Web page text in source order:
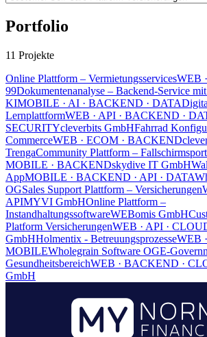
Portfolio
11 Projekte
Online Plattform – VermietungsservicesWEB
99Dokumentenanalyse – Backend-Service
KIMOBILE · AI · BACKEND · DATA
LernplattformWEB · API · BACKEND ·
SECURITYcleverbits GmbHFahrrad
CommerceWEB · ECOM · BACKEND
TrengaCommunity Plattform –
MOBILE · BACKENDskydive IT GmbH
AppMOBILE · BACKEND · API · DATA
OGSales Support Plattform – Versicherungen
APIMYVI GmbHOnline Plattform –
InstandhaltungssoftwareWEBomis GmbH
Platform VersicherungenWEB · API ·
GmbHHolmentix - BetreuungsprozesseWEB ·
MOBILEWholegrain Software OGE-
GesundheitsbereichWEB · BACKEND ·
GmbH